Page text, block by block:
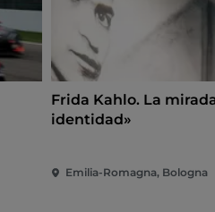
Frida Kahlo. La
identidad»
Emilia-Romagna, Bologna